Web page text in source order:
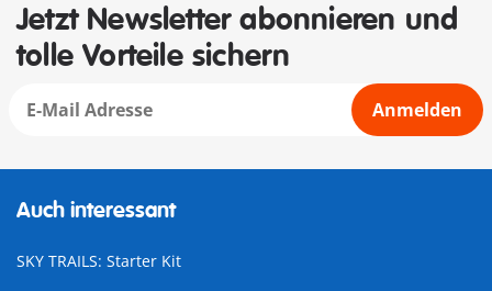
Jetzt Newsletter abonnieren und
tolle Vorteile sichern
Anmelden
Auch interessant
SKY TRAILS: Starter Kit